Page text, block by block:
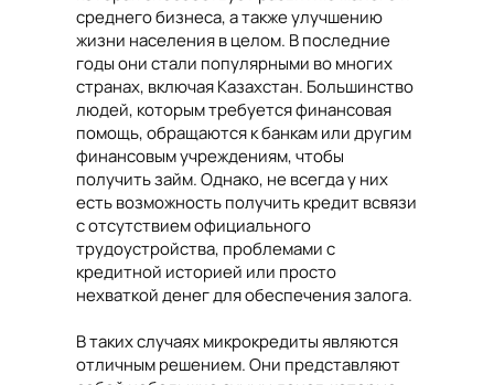
среднего бизнеса, а также улучшению
жизни населения в целом. В последние
годы они стали популярными во многих
странах, включая Казахстан. Большинство
людей, которым требуется финансовая
помощь, обращаются к банкам или другим
финансовым учреждениям, чтобы
получить займ. Однако, не всегда у них
есть возможность получить кредит всвязи
с отсутствием официального
трудоустройства, проблемами с
кредитной историей или просто
нехваткой денег для обеспечения залога.
В таких случаях микрокредиты являются
отличным решением. Они представляют